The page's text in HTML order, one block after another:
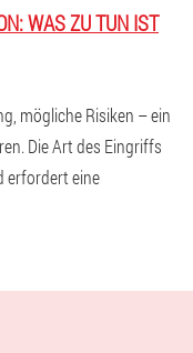
WAS ZU TUN IST O
mögliche Risiken – ein
Die Art des Eingriffs
erfordert eine